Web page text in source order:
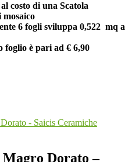
costo di una Scatola
mosaico
6 fogli sviluppa 0,522 mq a
foglio è pari ad € 6,90
Magro Dorato –